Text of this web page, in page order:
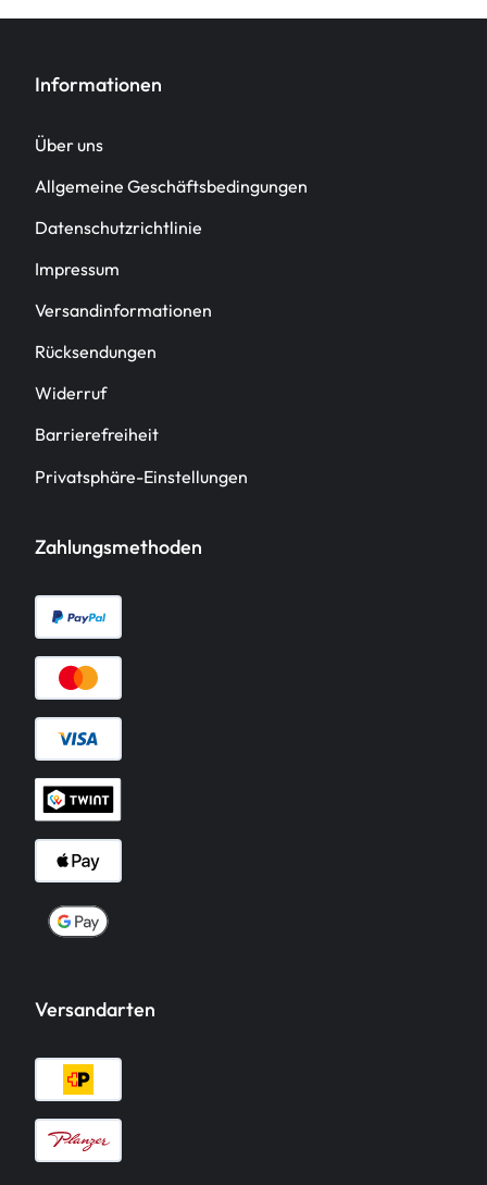
Informationen
Über uns
Allgemeine Geschäftsbedingungen
Datenschutzrichtlinie
Impressum
Versandinformationen
Rücksendungen
Widerruf
Barrierefreiheit
Privatsphäre-Einstellungen
Zahlungsmethoden
Versandarten